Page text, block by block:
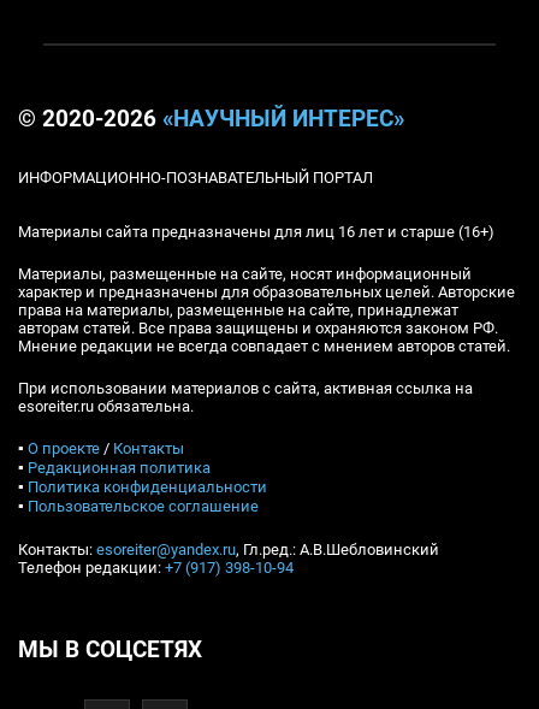
© 2020-2026 «НАУЧНЫЙ ИНТЕРЕС»
ИНФОРМАЦИОННО-ПОЗНАВАТЕЛЬНЫЙ ПОРТАЛ
Материалы сайта предназначены для лиц 16 лет и старше (16+)
Материалы, размещенные на сайте, носят информационный
характер и предназначены для образовательных целей. Авторские
права на материалы, размещенные на сайте, принадлежат
авторам статей. Все права защищены и охраняются законом РФ.
Мнение редакции не всегда совпадает с мнением авторов статей.
При использовании материалов с сайта, активная ссылка на
esoreiter.ru обязательна.
▪ О проекте / Контакты
▪ Редакционная политика
▪ Политика конфиденциальности
▪ Пользовательское соглашение
Контакты: esoreiter@yandex.ru, Гл.ред.: А.В.Шебловинский
Телефон редакции: +7 (917) 398-10-94
МЫ В СОЦСЕТЯХ